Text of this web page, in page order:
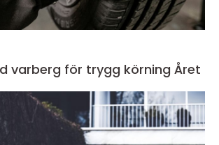
varberg för trygg körning Året